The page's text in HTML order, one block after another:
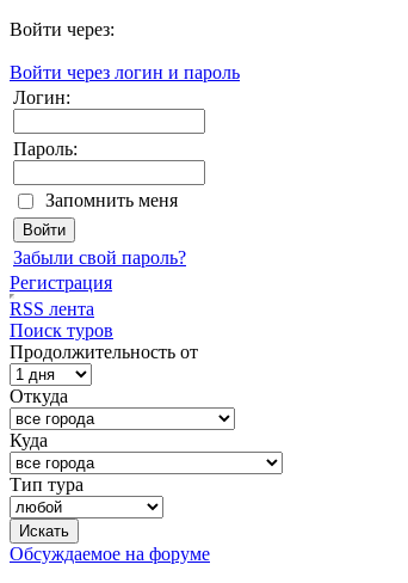
Войти через:
Войти через логин и пароль
Логин:
Пароль:
Запомнить меня
Забыли свой пароль?
Регистрация
RSS лента
Поиск туров
Продолжительность от
Откуда
Куда
Тип тура
Обсуждаемое на форуме